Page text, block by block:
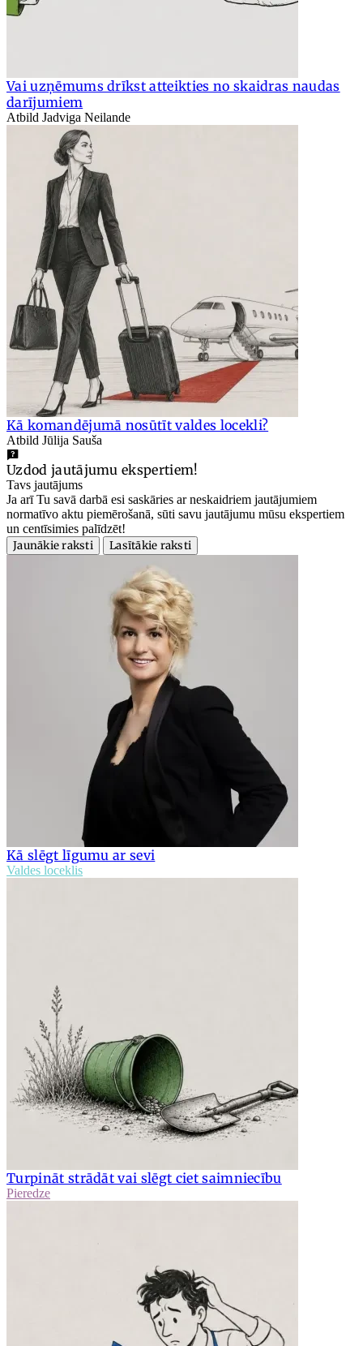
Vai uzņēmums drīkst atteikties no skaidras naudas
darījumiem
Atbild Jadviga Neilande
Kā komandējumā nosūtīt valdes locekli?
Atbild Jūlija Sauša
Uzdod jautājumu ekspertiem!
Tavs jautājums
Ja arī Tu savā darbā esi saskāries ar neskaidriem jautājumiem
normatīvo aktu piemērošanā, sūti savu jautājumu mūsu ekspertiem
un centīsimies palīdzēt!
Jaunākie raksti
Lasītākie raksti
Kā slēgt līgumu ar sevi
Valdes loceklis
Turpināt strādāt vai slēgt ciet saimniecību
Pieredze